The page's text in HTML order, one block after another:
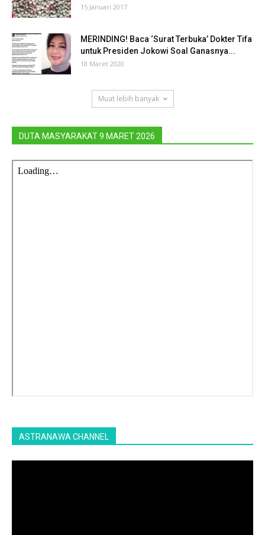
15 Januari 2017
MERINDING! Baca ‘Surat Terbuka’ Dokter Tifa
untuk Presiden Jokowi Soal Ganasnya...
18 Maret 2020
Muat lebih banyak
DUTA MASYARAKAT 9 MARET 2026
ASTRANAWA CHANNEL